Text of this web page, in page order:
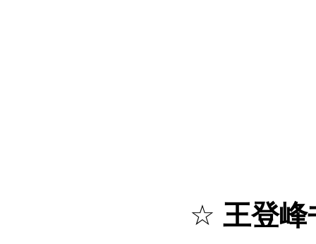
☆ 王登